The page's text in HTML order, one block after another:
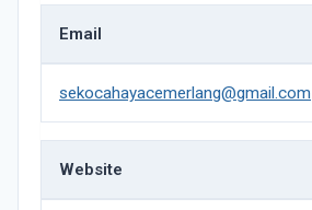
Email
sekocahayacemerlang@gmail.com
Website